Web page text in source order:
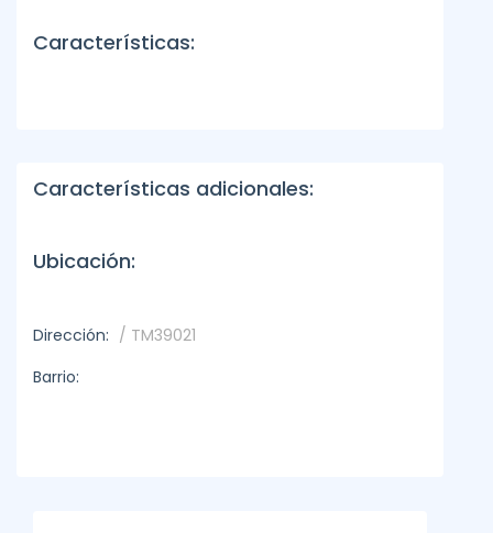
Características:
Características adicionales:
Ubicación:
Dirección: / TM39021
Barrio: